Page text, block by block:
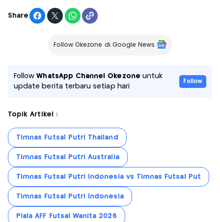
Share
Follow Okezone di Google News
FollowWhatsApp Channel Okezone untuk
update berita terbaru setiap hari
Follow
Topik Artikel :
Timnas Futsal Putri Thailand
Timnas Futsal Putri Australia
Timnas Futsal Putri Indonesia vs Timnas Futsal Put
Timnas Futsal Putri Indonesia
Piala AFF Futsal Wanita 2026